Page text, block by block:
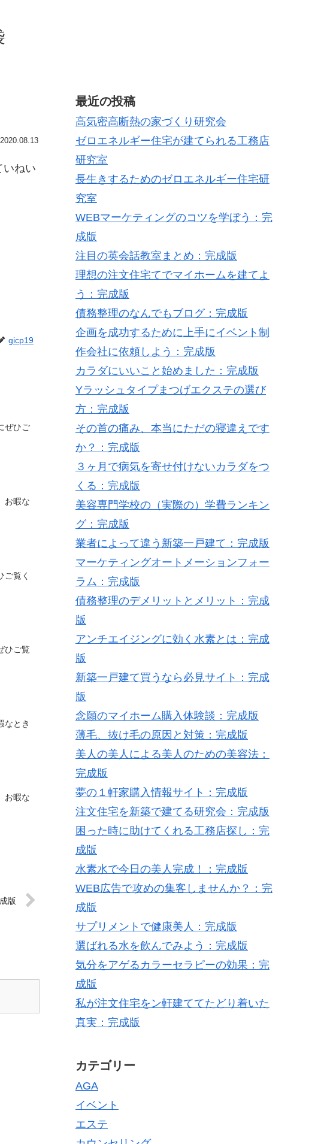
2020.08.13
いねい
gicp19
ぜひご
お暇な
ご覧く
ひご覧
なとき
お暇な
版
最近の投稿
高気密高断熱の家づくり研究会
ゼロエネルギー住宅が建てられる工務店
研究室
長生きするためのゼロエネルギー住宅研
究室
WEBマーケティングのコツを学ぼう：完
成版
注目の英会話教室まとめ：完成版
理想の注文住宅てでマイホームを建てよ
う：完成版
債務整理のなんでもブログ：完成版
企画を成功するために上手にイベント制
作会社に依頼しよう：完成版
カラダにいいこと始めました：完成版
Yラッシュタイプまつげエクステの選び
方：完成版
その首の痛み、本当にただの寝違えです
か？：完成版
３ヶ月で病気を寄せ付けないカラダをつ
くる：完成版
美容専門学校の（実際の）学費ランキン
グ：完成版
業者によって違う新築一戸建て：完成版
マーケティングオートメーションフォー
ラム：完成版
債務整理のデメリットとメリット：完成
版
アンチエイジングに効く水素とは：完成
版
新築一戸建て買うなら必見サイト：完成
版
念願のマイホーム購入体験談：完成版
薄毛、抜け毛の原因と対策：完成版
美人の美人による美人のための美容法：
完成版
夢の１軒家購入情報サイト：完成版
注文住宅を新築で建てる研究会：完成版
困った時に助けてくれる工務店探し：完
成版
水素水で今日の美人完成！：完成版
WEB広告で攻めの集客しませんか？：完
成版
サプリメントで健康美人：完成版
選ばれる水を飲んでみよう：完成版
気分をアゲるカラーセラピーの効果：完
成版
私が注文住宅をン軒建ててたどり着いた
真実：完成版
カテゴリー
AGA
イベント
エステ